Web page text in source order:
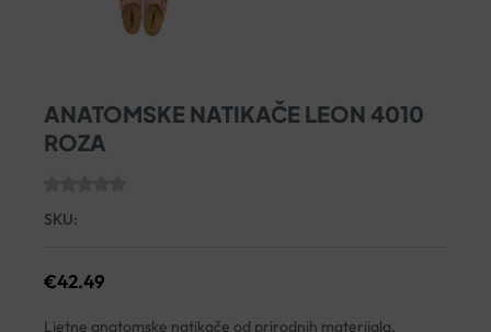
ANATOMSKE NATIKAČE LEON 4010
ROZA
SKU:
€42.49
Ljetne anatomske natikače od prirodnih materijala.